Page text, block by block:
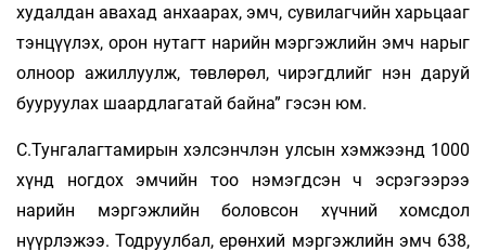
худалдан авахад анхаарах, эмч, сувилагчийн харьцааг
тэнцүүлэх, орон нутагт нарийн мэргэжлийн эмч нарыг
олноор ажиллуулж, төвлөрөл, чирэгдлийг нэн даруй
бууруулах шаардлагатай байна” гэсэн юм.
С.Тунгалагтамирын хэлсэнчлэн улсын хэмжээнд 1000
хүнд ногдох эмчийн тоо нэмэгдсэн ч эсрэгээрээ
нарийн мэргэжлийн боловсон хүчний хомсдол
нүүрлэжээ. Тодруулбал, ерөнхий мэргэжлийн эмч 638,